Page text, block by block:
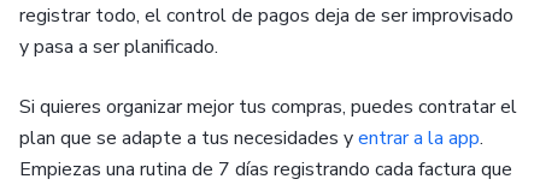
registrar todo, el control de pagos deja de ser improvisado
y pasa a ser planificado.
Si quieres organizar mejor tus compras, puedes contratar el
plan que se adapte a tus necesidades yentrar a la app.
Empiezas una rutina de 7 días registrando cada factura que